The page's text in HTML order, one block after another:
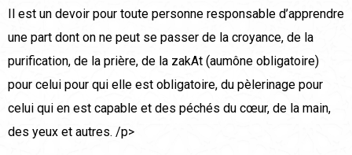
Il est un devoir pour toute personne responsable d’apprendre
une part dont on ne peut se passer de la croyance, de la
purification, de la prière, de la zakAt (aumône obligatoire)
pour celui pour qui elle est obligatoire, du pèlerinage pour
celui qui en est capable et des péchés du cœur, de la main,
des yeux et autres. /p>